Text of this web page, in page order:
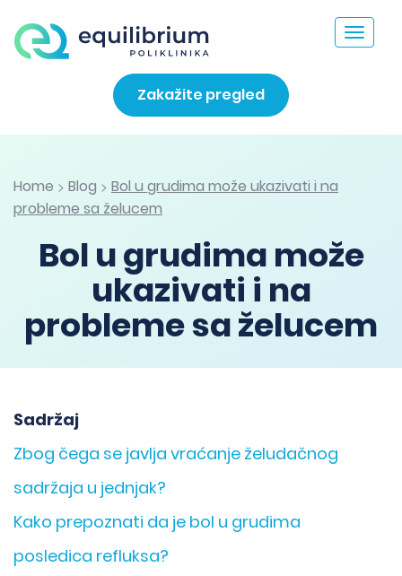
Toggle
Zakažite pregled
Home > Blog > Bol u grudima može ukazivati i na
probleme sa želucem
Bol u grudima može
ukazivati i na
probleme sa želucem
Sadržaj
Zbog čega se javlja vraćanje želudačnog
sadržaja u jednjak?
Kako prepoznati da je bol u grudima
posledica refluksa?